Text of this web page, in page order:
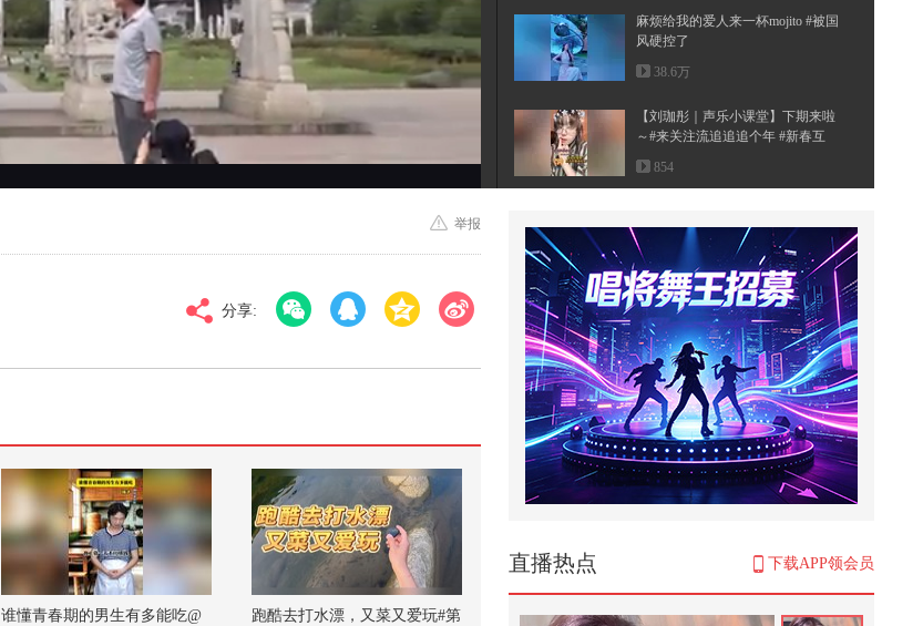
标清 倍速
对比度 100
麻烦给我的爱人来一杯mojito #被国
风硬控了
38.6万
【刘珈彤｜声乐小课堂】下期来啦
～#来关注流追追追个年 #新春互
动...
854
了国家
1,411
这个视频也太好看了吧。#二次元 #
原创动画 #游戏 #搞笑游戏 #AI
2,642
【春关登岛打卡Day10】【燥候春
关】【KPOP翻跳SOLO赛道】高马
尾如...
1,234
张朝阳的直播回放
美国官员抱怨，在特朗普面前不能
乱说中国坏话
举报
分享:
直播热点 下载APP领会员
谁懂青春期的男生有多能吃@
跑酷去打水漂，又菜又爱玩#第